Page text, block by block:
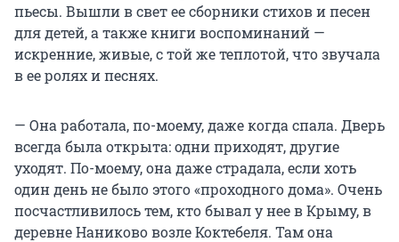
пьесы. Вышли в свет ее сборники стихов и песен
для детей, а также книги воспоминаний —
искренние, живые, с той же теплотой, что звучала
в ее ролях и песнях.
— Она работала, по-моему, даже когда спала. Дверь
всегда была открыта: одни приходят, другие
уходят. По-моему, она даже страдала, если хоть
один день не было этого «проходного дома». Очень
посчастливилось тем, кто бывал у нее в Крыму, в
деревне Наниково возле Коктебеля. Там она